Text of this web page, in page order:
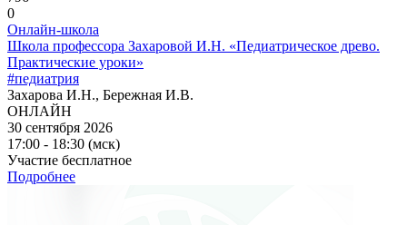
0
Онлайн-школа
Школа профессора Захаровой И.Н. «Педиатрическое древо.
Практические уроки»
#педиатрия
Захарова И.Н., Бережная И.В.
ОНЛАЙН
30 сентября 2026
17:00 - 18:30 (мск)
Участие бесплатное
Подробнее